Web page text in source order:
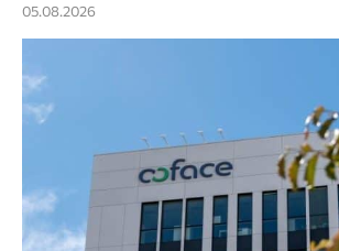
05.08.2026